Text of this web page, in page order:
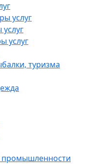
услуг
услуг
туризма